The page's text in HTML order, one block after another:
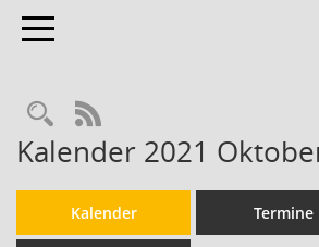
Toggle navigation
RSS-Feed
Kalender 2021
Kalender Termine